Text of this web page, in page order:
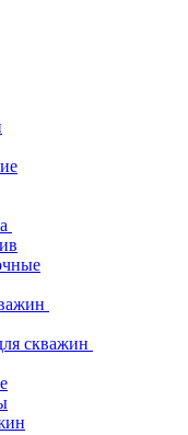
скважин